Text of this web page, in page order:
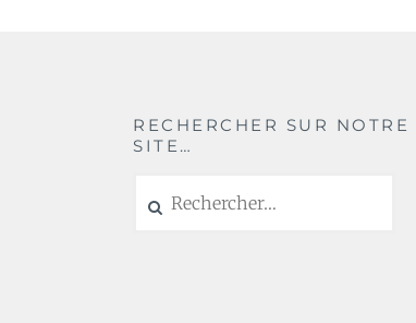
RECHERCHER SUR NOTRE
SITE…